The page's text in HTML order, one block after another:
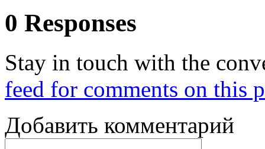
0 Responses
Stay in touch with the
feed for comments on this
Добавить комментарий